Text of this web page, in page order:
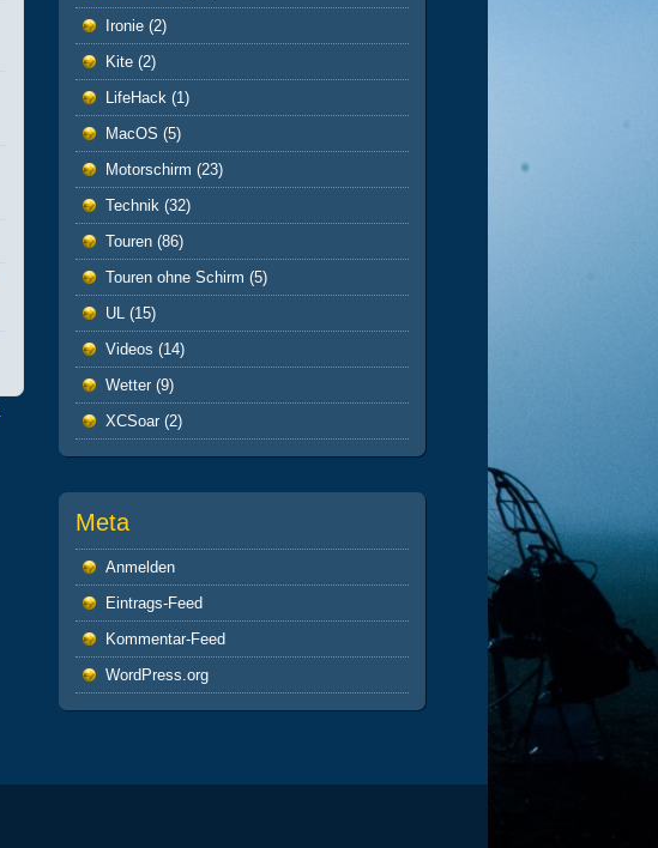
Ironie (2)
Kite (2)
LifeHack (1)
MacOS (5)
Motorschirm (23)
Technik (32)
Touren (86)
Touren ohne Schirm (5)
UL (15)
Videos (14)
Wetter (9)
XCSoar (2)
Meta
Anmelden
Eintrags-Feed
Kommentar-Feed
WordPress.org